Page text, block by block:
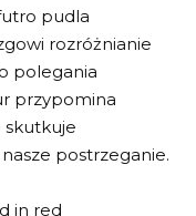
pudla
rozróżnianie
polegania
przypomina
skutkuje
postrzeganie.